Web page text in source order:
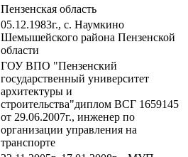
Пензенская область
05.12.1983г., с. Наумкино
Шемышейского района Пензенской
области
ГОУ ВПО "Пензенский
государственный университет
архитектуры и
строительства"диплом ВСГ 1659145
от 29.06.2007г., инженер по
организации управления на
транспорте